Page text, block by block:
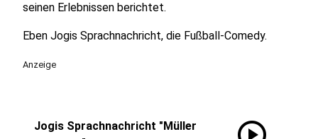
seinen Erlebnissen berichtet.
Eben Jogis Sprachnachricht, die Fußball-Comedy.
Anzeige
Jogis Sprachnachricht "Müller